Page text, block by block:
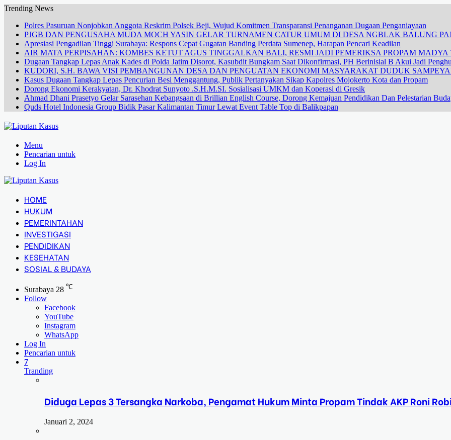
Trending News
Polres Pasuruan Nonjobkan Anggota Reskrim Polsek Beji, Wujud Komitmen Transparansi Penanganan Dugaan Penganiayaan
PJGB DAN PENGUSAHA MUDA MOCH YASIN GELAR TURNAMEN CATUR UMUM DI DESA NGBLAK BALUNG
Apresiasi Pengadilan Tinggi Surabaya: Respons Cepat Gugatan Banding Perdata Sumenep, Harapan Pencari Keadilan
AIR MATA PERPISAHAN: KOMBES KETUT AGUS TINGGALKAN BALI, RESMI JADI PEMERIKSA PROPAM
Dugaan Tangkap Lepas Anak Kades di Polda Jatim Disorot, Kasubdit Bungkam Saat Dikonfirmasi, PH Berinisial B Akui Jadi
KUDORI, S.H. BAWA VISI PEMBANGUNAN DESA DAN PENGUATAN EKONOMI MASYARAKAT DUDUK
Kasus Dugaan Tangkap Lepas Pencurian Besi Menggantung, Publik Pertanyakan Sikap Kapolres Mojokerto Kota dan Propam
Dorong Ekonomi Kerakyatan, Dr. Khodrat Sunyoto .S.H.M.SI. Sosialisasi UMKM dan Koperasi di Gresik
Ahmad Dhani Prasetyo Gelar Sarasehan Kebangsaan di Brillian English Course, Dorong Kemajuan Pendidikan Dan Pelestarian
Quds Hotel Indonesia Group Bidik Pasar Kalimantan Timur Lewat Event Table Top di Balikpapan
Menu
Pencarian untuk
Log In
HOME
HUKUM
PEMERINTAHAN
INVESTIGASI
PENDIDIKAN
KESEHATAN
SOSIAL & BUDAYA
Surabaya 28 ℃
Follow
Facebook
YouTube
Instagram
WhatsApp
Log In
Pencarian untuk
7
Tranding
Diduga Lepas 3 Tersangka Narkoba, Pengamat Hukum Minta Propam Tindak AKP Roni
Januari 2, 2024